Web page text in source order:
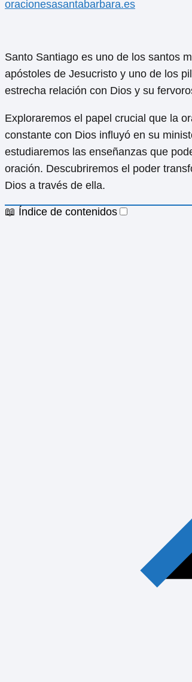
oracionesasantabarbara.es
Santo Santiago es uno de los santos
apóstoles de Jesucristo y uno de los
estrecha relación con Dios y su
Exploraremos el papel crucial que la
constante con Dios influyó en su
estudiaremos las enseñanzas que
oración. Descubriremos el poder
Dios a través de ella.
📖 Índice de contenidos